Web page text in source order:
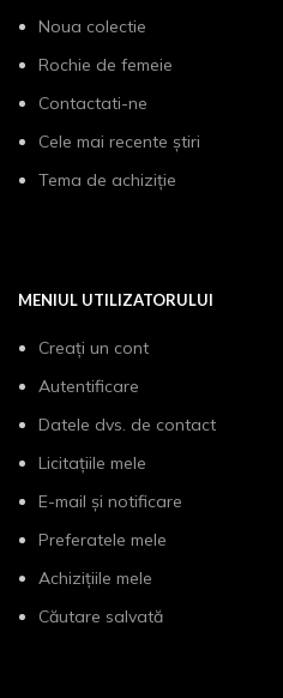
Noua colectie
Rochie de femeie
Contactati-ne
Cele mai recente știri
Tema de achiziție
MENIUL UTILIZATORULUI
Creați un cont
Autentificare
Datele dvs. de contact
Licitațiile mele
E-mail și notificare
Preferatele mele
Achizițiile mele
Căutare salvată